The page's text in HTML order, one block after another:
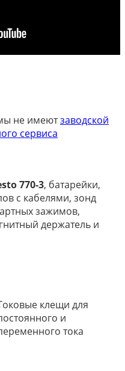
не имеютзаводской
сервиса
770-3, батарейки,
с кабелями, зонд
зажимов,
держатель и
клещи для
и
тока